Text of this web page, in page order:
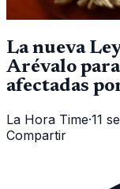
La nueva
Arévalo
afectadas
La Hora Time·11
Compartir